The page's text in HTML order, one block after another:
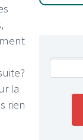
la
rien